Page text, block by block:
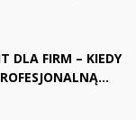
DLA FIRM – KIEDY